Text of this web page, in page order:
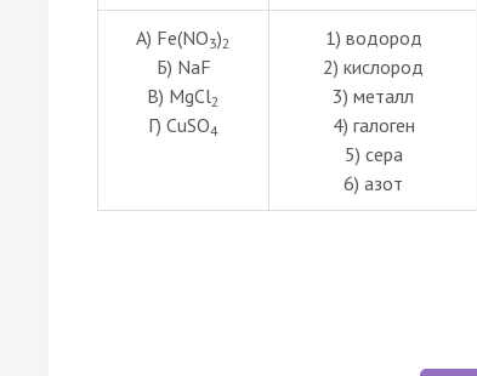
А) Fe(NO3)2
Б) NaF
В) MgCl2
Г) CuSO4
1) водород
2) кислород
3) металл
4) галоген
5) сера
6) азот